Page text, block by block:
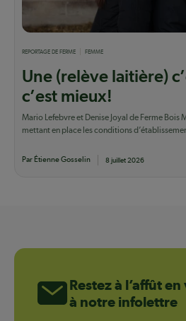
REPORTAGE DE FERME FEMME
Une (relève laitière)
c’est mieux!
Mario Lefebvre et Denise Joyal de Ferme Bois
mettant en place les conditions
Par Étienne Gosselin 8 juillet 2026
Restez à l’affût
à notre infolettre